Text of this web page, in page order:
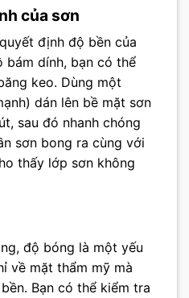
của sơn
định độ bền của
bám dính, bạn có thể
keo. Dùng một
dán lên bề mặt sơn
sau đó nhanh chóng
sơn bong ra cùng với
thấy lớp sơn không
độ bóng là một yếu
về mặt thẩm mỹ mà
Bạn có thể kiểm tra